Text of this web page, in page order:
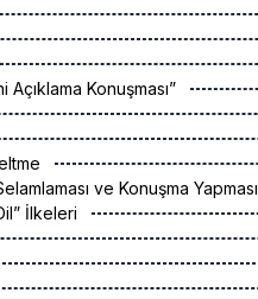
Konuşması”
ve Konuşma Yapması
İlkeleri